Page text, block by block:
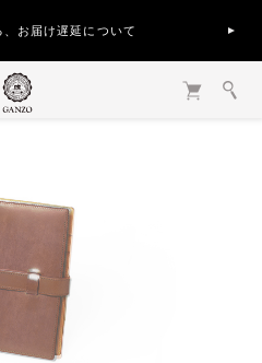
お届け遅延について